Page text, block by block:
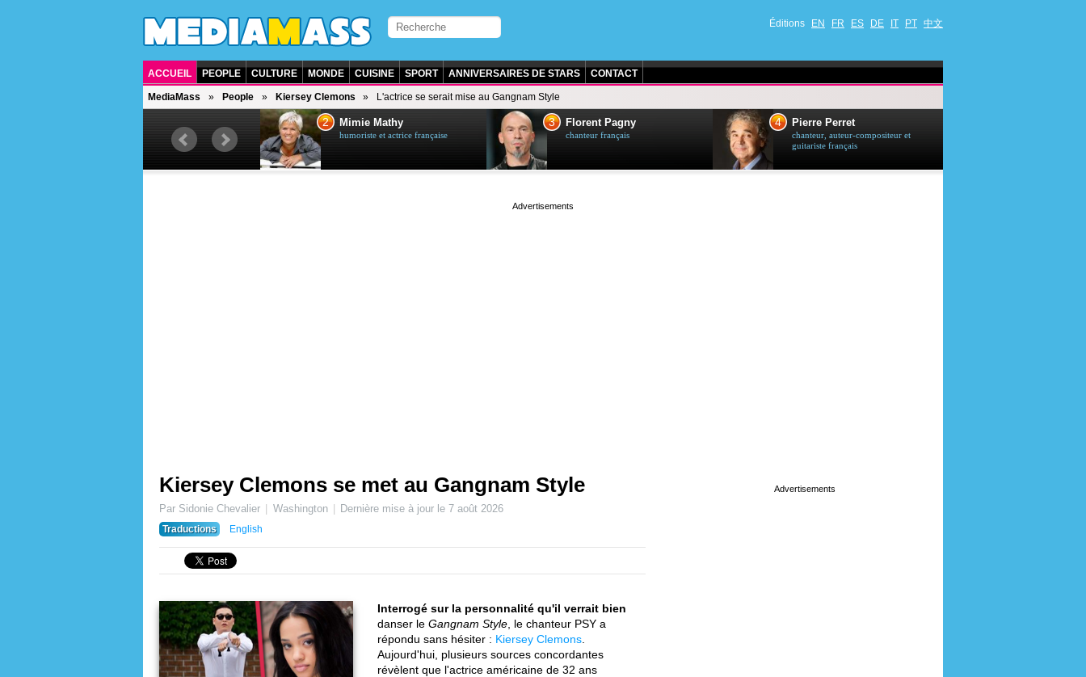
Éditions EN FR ES DE IT PT 中文
ACCUEIL PEOPLE CULTURE MONDE CUISINE SPORT ANNIVERSAIRES DE STARS CONTACT
MediaMass People Kiersey Clemons L'actrice se serait mise au Gangnam Style
chanteuse québécoise
2 Mimie Mathy
humoriste et actrice française
3 Florent Pagny
chanteur français
4 Pierre Perret
chanteur, auteur-compositeur et
guitariste français
Kiersey Clemons se met au Gangnam Style
Par Sidonie Chevalier Washington Dernière mise à jour le 7 août 2026
Traductions
English
Interrogé sur la personnalité qu'il verrait bien
danser le Gangnam Style , le chanteur PSY a
répondu sans hésiter : Kiersey Clemons
Aujourd'hui, plusieurs sources concordantes
révèlent que l'actrice américaine de 32 ans